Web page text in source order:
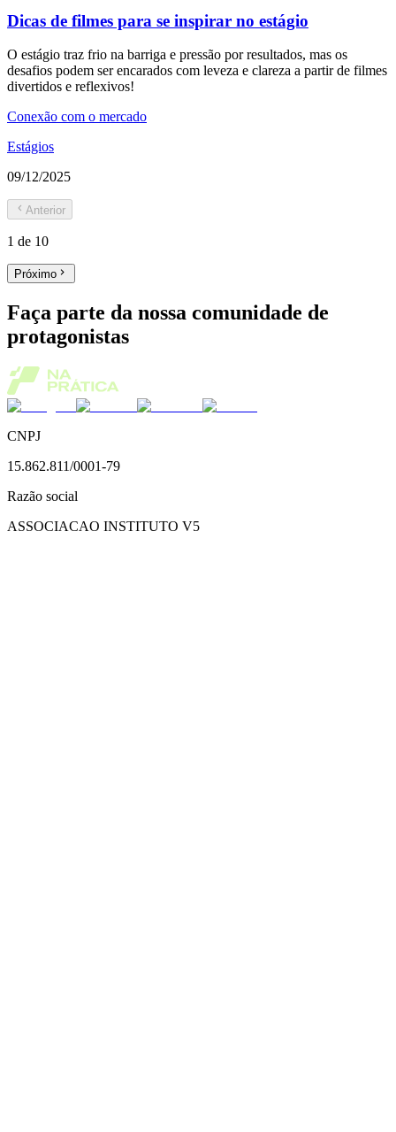
Dicas de filmes para se inspirar no estágio
O estágio traz frio na barriga e pressão por resultados, mas os
desafios podem ser encarados com leveza e clareza a partir de filmes
divertidos e reflexivos!
Conexão com o mercado
Estágios
09/12/2025
Anterior
1 de 10
Próximo
Faça parte da nossa comunidade de
protagonistas
CNPJ
15.862.811/0001-79
Razão social
ASSOCIACAO INSTITUTO V5